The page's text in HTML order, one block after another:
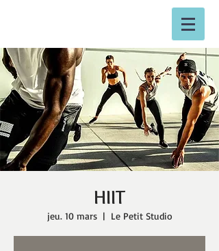
HIIT
jeu. 10 mars
  |
Le Petit Studio